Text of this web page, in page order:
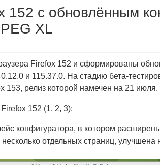
152 с обновлённым
XL
Firefox 152 и сформированы
и 115.37.0. На стадию бета-
153, релиз которой намечен на 21 июля.
152 (1, 2, 3):
конфигуратора, в котором
отдельных страниц,